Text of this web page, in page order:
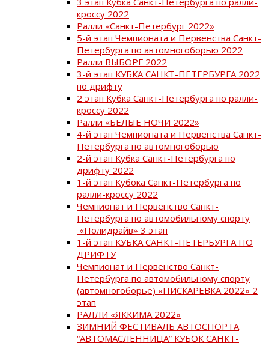
кроссу 2022
Ралли «Санкт-Петербург 2022»
5-й этап Чемпионата и Первенства Санкт-
Петербурга по автомногоборью 2022
Ралли ВЫБОРГ 2022
3-й этап КУБКА САНКТ-ПЕТЕРБУРГА 2022
по дрифту
2 этап Кубка Санкт-Петербурга по ралли-
кроссу 2022
Ралли «БЕЛЫЕ НОЧИ 2022»
4-й этап Чемпионата и Первенства Санкт-
Петербурга по автомногоборью
2-й этап Кубка Санкт-Петербурга по
дрифту 2022
1-й этап Кубока Санкт-Петербурга по
ралли-кроссу 2022
Чемпионат и Первенство Санкт-
Петербурга по автомобильному спорту
«Полидрайв» 3 этап
1-й этап КУБКА САНКТ-ПЕТЕРБУРГА ПО
ДРИФТУ
Чемпионат и Первенство Санкт-
Петербурга по автомобильному спорту
(автомногоборье) «ПИСКАРЕВКА 2022» 2
этап
РАЛЛИ «ЯККИМА 2022»
ЗИМНИЙ ФЕСТИВАЛЬ АВТОСПОРТА
“АВТОМАСЛЕННИЦА” КУБОК САНКТ-